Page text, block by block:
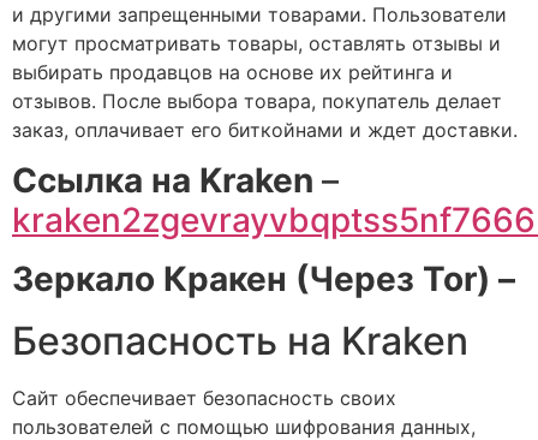
и другими запрещенными товарами. Пользователи
могут просматривать товары, оставлять отзывы и
выбирать продавцов на основе их рейтинга и
отзывов. После выбора товара, покупатель делает
заказ, оплачивает его биткойнами и ждет доставки.
Cсылка на Kraken –
Зеркало Кракен (Через Tor) –
Безопасность на Kraken
Сайт обеспечивает безопасность своих
пользователей с помощью шифрования данных,